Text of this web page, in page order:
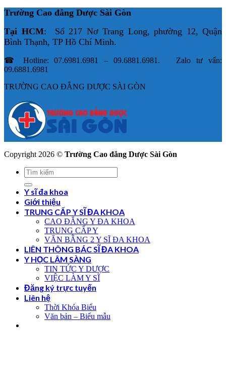
Trường Cao đẳng Dược Sài Gòn
Tại HCM: Số 217 Nơ Trang Long, phường 12, Quận
Bình Thạnh, TP Hồ Chí Minh.
☎ Hotline: 07.6981.6981 – 09.6881.6981. Zalo tư vấn:
09.6881.6981
TRƯỜNG CAO ĐẲNG DƯỢC SÀI GÒN
Copyright 2026 © Trường Cao đẳng Dược Sài Gòn
Y sĩ đa khoa
Giới thiệu
TRUNG CẤP Y SĨ ĐA KHOA
CAO ĐẲNG Y ĐA KHOA
TRUNG CẤP Y
VĂN BẰNG 2 Y SĨ ĐA KHOA
LIÊN THÔNG BÁC SĨ ĐA KHOA
Y HỌC LÂM SÀNG
TIN TỨC Y DƯỢC
VIỆC LÀM Y SĨ
Đăng ký trực tuyến
Liên hệ
Thời Khóa Biểu
Văn bản – Biểu mẫu